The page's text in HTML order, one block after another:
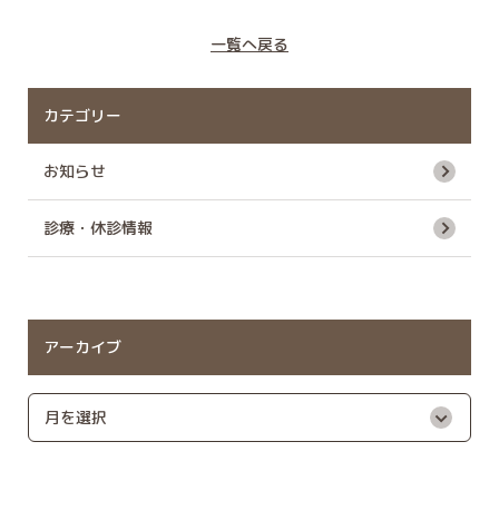
一覧へ戻る
カテゴリー
お知らせ
診療・休診情報
アーカイブ